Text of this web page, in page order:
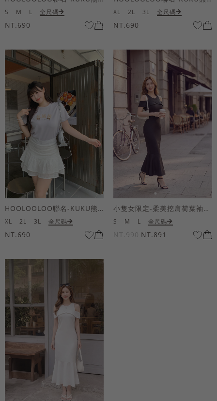
S M L 全尺碼
NT.690
XL 2L 3L 全尺碼
NT.690
HOOLOOLOO聯名-KUKU熊蝴蝶結短袖上衣
XL 2L 3L 全尺碼
NT.690
小隻女限定-柔美挖肩荷葉袖魚尾長洋裝
S M L 全尺碼
NT.990 NT.891